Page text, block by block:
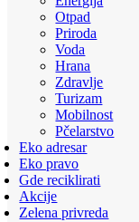
Otpad
Priroda
Voda
Hrana
Zdravlje
Turizam
Mobilnost
Pčelarstvo
Eko adresar
Eko pravo
Gde reciklirati
Akcije
Zelena privreda